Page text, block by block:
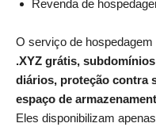
Revenda de
O serviço de
.XYZ grátis,
diários, proteção contra
espaço de
Eles disponibilizam